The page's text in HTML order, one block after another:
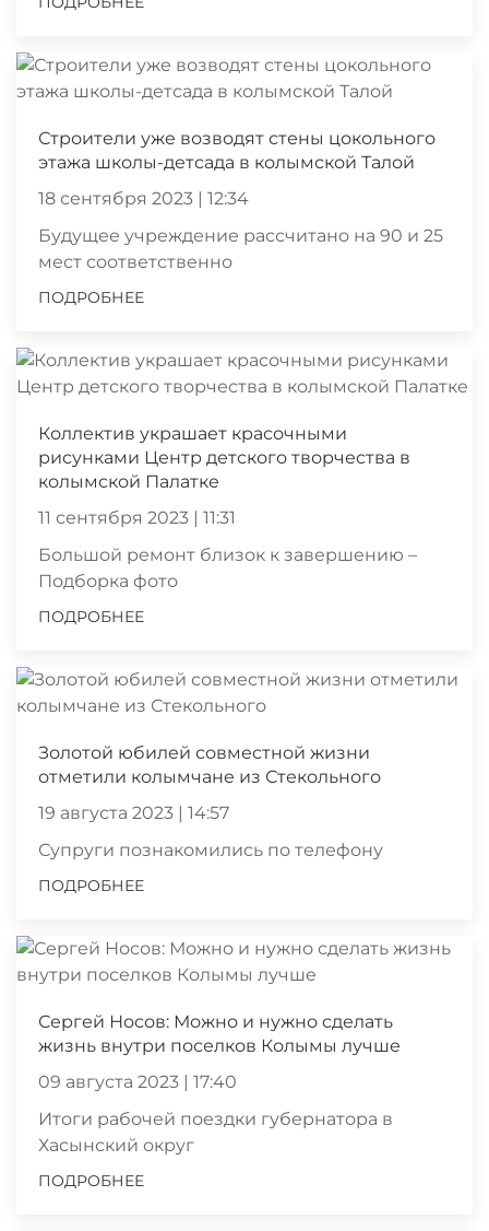
Строители уже возводят стены цокольного
этажа школы-детсада в колымской Талой
18 сентября 2023 | 12:34
Будущее учреждение рассчитано на 90 и 25
мест соответственно
ПОДРОБНЕЕ
Коллектив украшает красочными
рисунками Центр детского творчества в
колымской Палатке
11 сентября 2023 | 11:31
Большой ремонт близок к завершению –
Подборка фото
ПОДРОБНЕЕ
Золотой юбилей совместной жизни
отметили колымчане из Стекольного
19 августа 2023 | 14:57
Супруги познакомились по телефону
ПОДРОБНЕЕ
Сергей Носов: Можно и нужно сделать
жизнь внутри поселков Колымы лучше
09 августа 2023 | 17:40
Итоги рабочей поездки губернатора в
Хасынский округ
ПОДРОБНЕЕ